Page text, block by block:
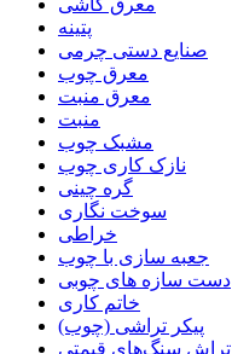
معرق کاشی
پتینه
صنایع دستی چرمی
معرق چوب
معرق منبت
منبت
مشبک چوب
نازک کاری چوب
گره چینی
سوخت نگاری
خراطی
جعبه سازی با چوب
دست سازه های چوبی
خاتم کاری
پیکر تراشی (چوب)
تراش سنگ‌های قیمتی